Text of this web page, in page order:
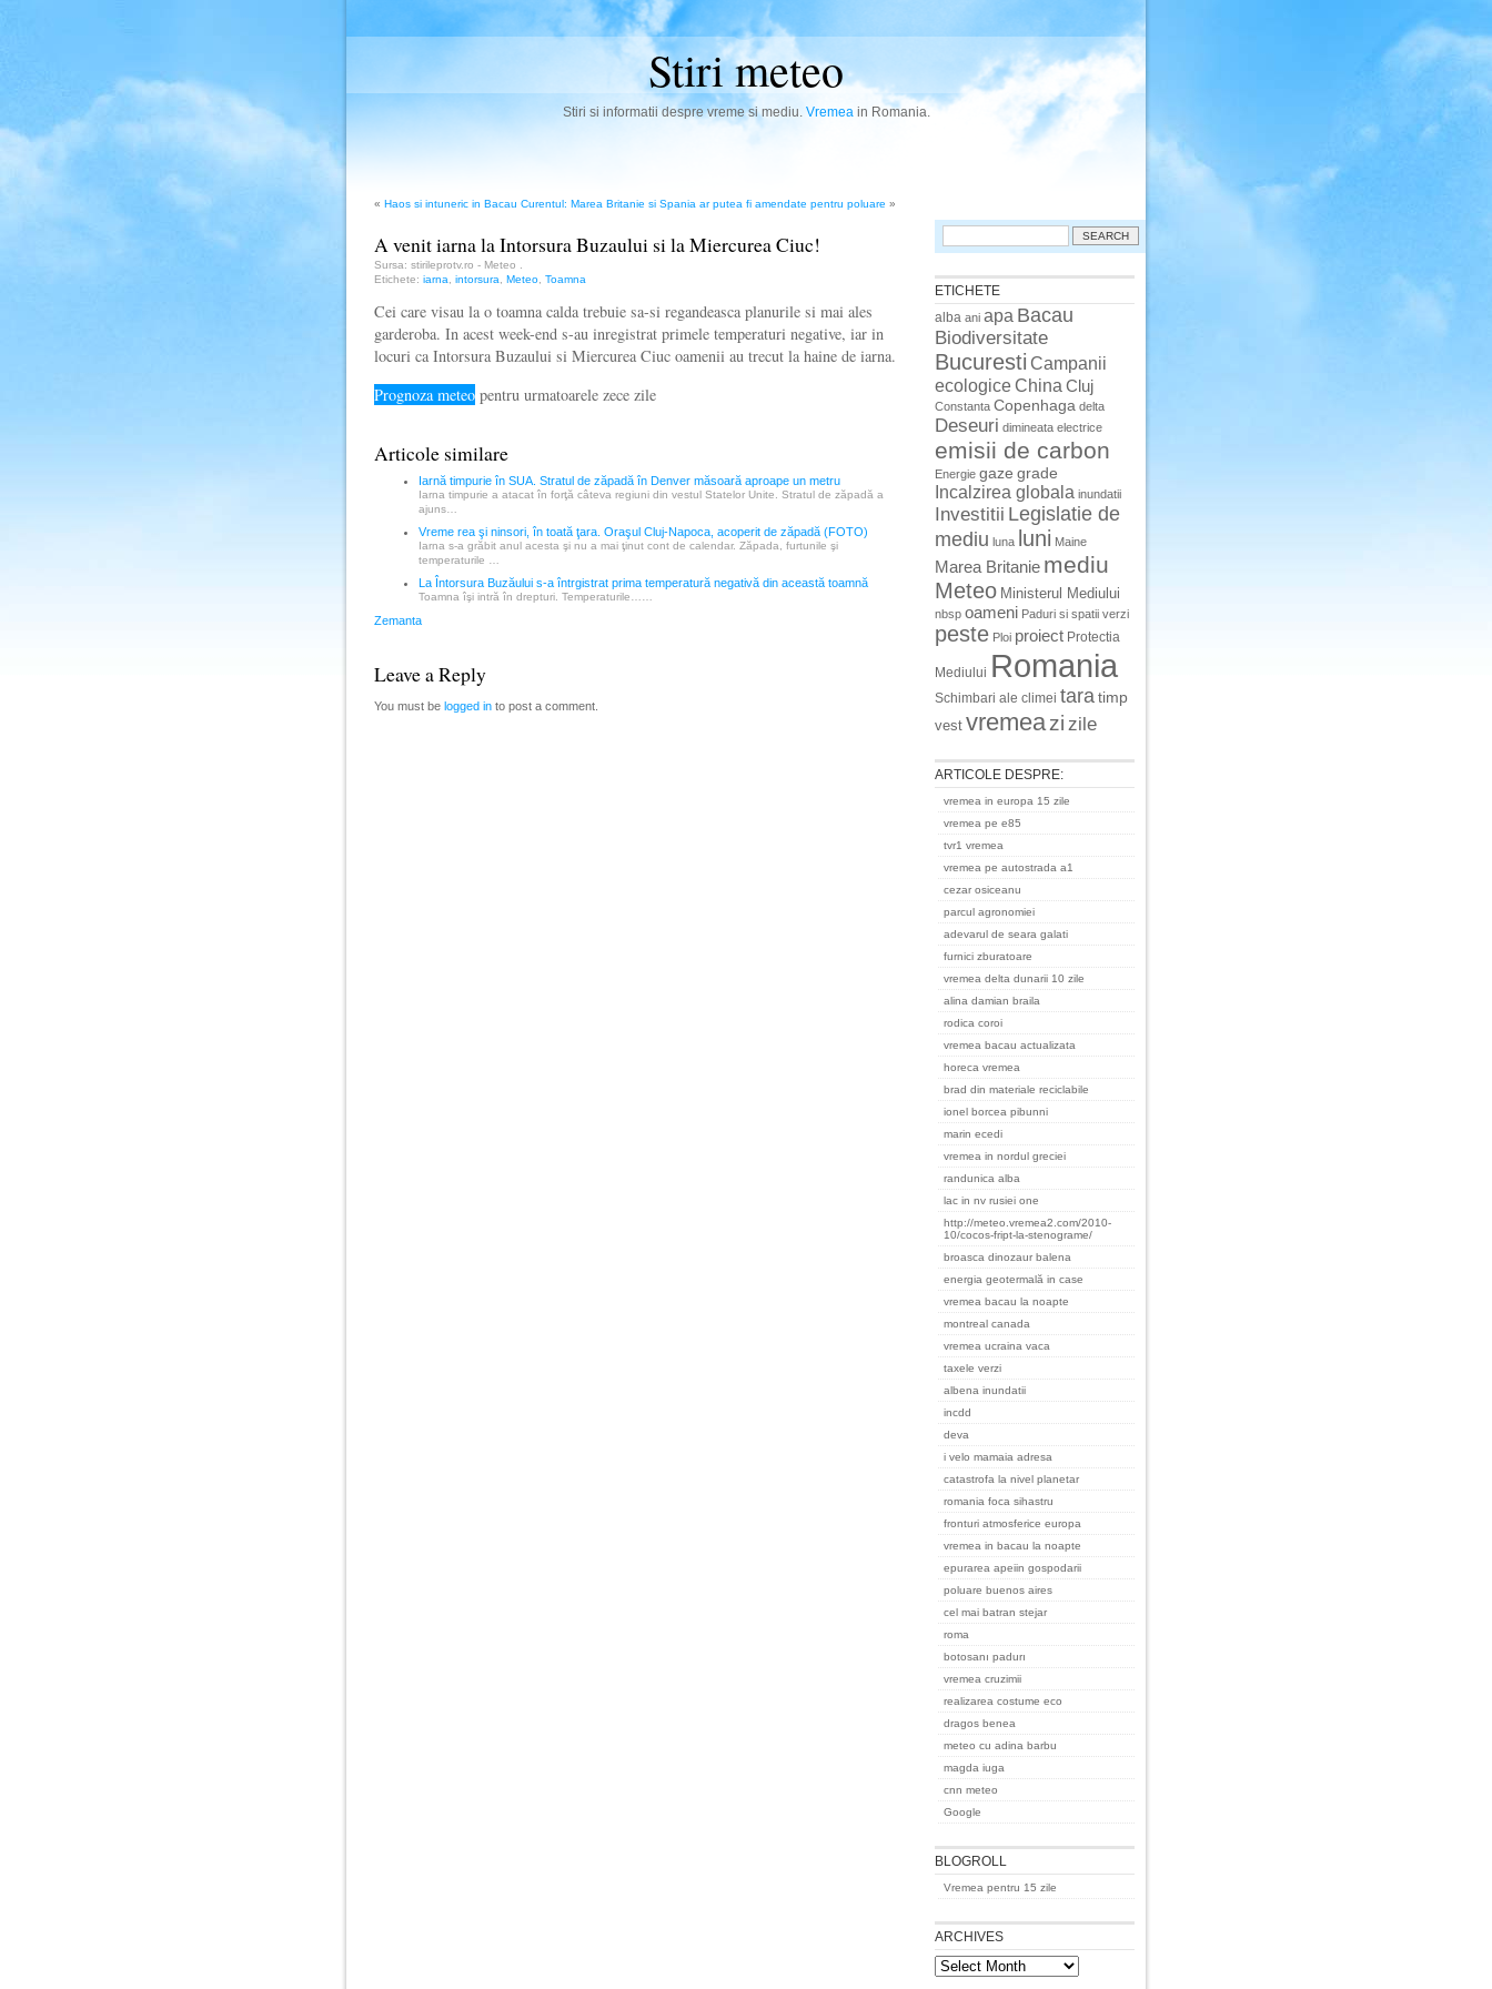
Stiri meteo
Stiri si informatii despre vreme si mediu. Vremeain Romania.
« Haos si intuneric in Bacau Curentul: Marea Britanie si Spania ar putea fi amendate pentru poluare »
A venit iarna la Intorsura Buzaului si la Miercurea Ciuc!
Sursa: stirileprotv.ro - Meteo
Etichete: iarna intorsura Meteo Toamna
Cei care visau la o toamna calda trebuie sa-si regandeasca planurile si mai ales
garderoba. In acest week-end s-au inregistrat primele temperaturi negative, iar in
locuri ca Intorsura Buzaului si Miercurea Ciuc oamenii au trecut la haine de iarna.
Prognoza meteo pentru urmatoarele zece zile
Articole similare
Iarnă timpurie în SUA. Stratul de zăpadă în Denver măsoară aproape un metru
Iarna timpurie a atacat în forţă câteva regiuni din vestul Statelor Unite. Stratul de zăpadă a
ajuns…
Vreme rea şi ninsori, în toată ţara. Oraşul Cluj-Napoca, acoperit de zăpadă (FOTO)
Iarna s-a grăbit anul acesta şi nu a mai ţinut cont de calendar. Zăpada, furtunile şi
temperaturile …
La Întorsura Buzăului s-a întrgistrat prima temperatură negativă din această toamnă
Toamna îşi intră în drepturi. Temperaturile……
Zemanta
Leave a Reply
You must be logged in to post a comment.
Search
ETICHETE
alba ani apa Bacau
Biodiversitate
Bucuresti Campanii
ecologiceChina Cluj
Constanta Copenhaga delta
Deseuri dimineata electrice
emisii de carbon
Energie gaze grade
Incalzirea globala inundatii
Investitii Legislatie de
mediu luna luni Maine
Marea Britanie mediu
Meteo Ministerul Mediului
nbsp oameni Paduri si spatii verzi
peste Ploi proiect Protectia
Mediului Romania
Schimbari ale climei taratimp
vest vremeazi zile
ARTICOLE DESPRE:
vremea in europa 15 zile
vremea pe e85
tvr1 vremea
vremea pe autostrada a1
cezar osiceanu
parcul agronomiei
adevarul de seara galati
furnici zburatoare
vremea delta dunarii 10 zile
alina damian braila
rodica coroi
vremea bacau actualizata
horeca vremea
brad din materiale reciclabile
ionel borcea pibunni
marin ecedi
vremea in nordul greciei
randunica alba
lac in nv rusiei one
http://meteo.vremea2.com/2010-
10/cocos-fript-la-stenograme/
broasca dinozaur balena
energia geotermală in case
vremea bacau la noapte
montreal canada
vremea ucraina vaca
taxele verzi
albena inundatii
incdd
deva
i velo mamaia adresa
catastrofa la nivel planetar
romania foca sihastru
fronturi atmosferice europa
vremea in bacau la noapte
epurarea apeiin gospodarii
poluare buenos aires
cel mai batran stejar
roma
botosanı padurı
vremea cruzimii
realizarea costume eco
dragos benea
meteo cu adina barbu
magda iuga
cnn meteo
Google
BLOGROLL
Vremea pentru 15 zile
ARCHIVES
Archives